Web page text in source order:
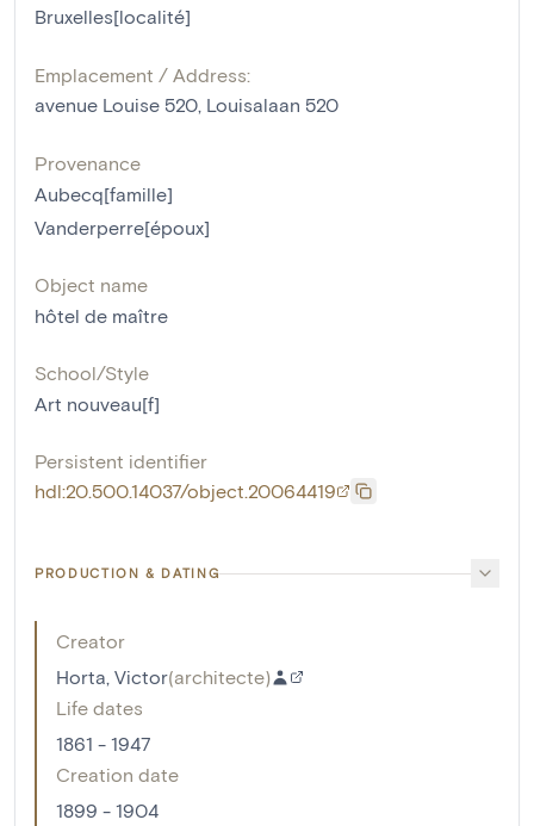
Bruxelles[localité]
Emplacement / Address:
avenue Louise 520, Louisalaan 520
Provenance
Aubecq[famille]
Vanderperre[époux]
Object name
hôtel de maître
School/Style
Art nouveau[f]
Persistent identifier
hdl:20.500.14037/object.20064419
PRODUCTION & DATING
Creator
Horta, Victor(architecte)
Life dates
1861 - 1947
Creation date
1899 - 1904